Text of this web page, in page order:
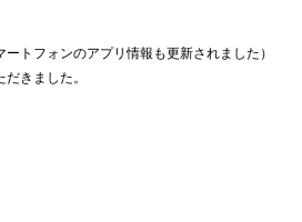
トフォンのアプリ情報も更新されました）
きました。